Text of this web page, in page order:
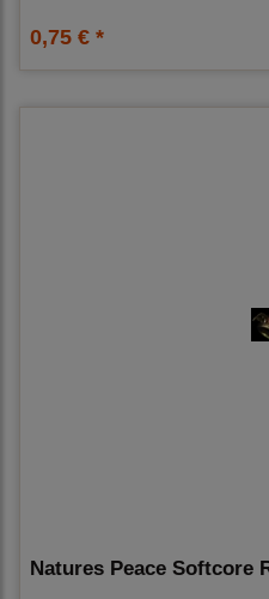
0,75 € *
Natures Peace Softcore